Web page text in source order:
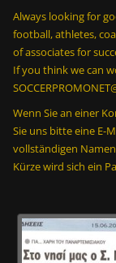
Always looking for
football, athletes,
of associates for
If you think we can
Wenn Sie an einer
Sie uns bitte eine E-
vollständigen
Kürze wird sich ein